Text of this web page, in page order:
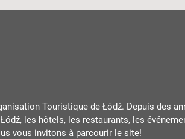
Touristique de Łódź. Depuis des
les hôtels, les restaurants, les
vous invitons à parcourir le site!